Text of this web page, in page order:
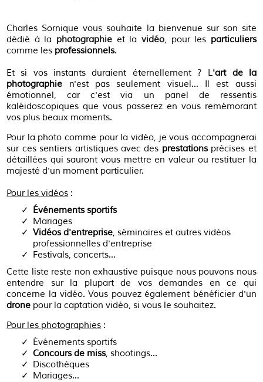
Charles Sornique vous souhaite la bienvenue sur son site
dédié à la photographie et la vidéo, pour les particuliers
comme les professionnels.
Et si vos instants duraient éternellement ? L'art de la
photographie n'est pas seulement visuel... Il est aussi
émotionnel, car c'est via un panel de ressentis
kaléidoscopiques que vous passerez en vous remémorant
vos plus beaux moments.
Pour la photo comme pour la vidéo, je vous accompagnerai
sur ces sentiers artistiques avec des prestationsprécises et
détaillées qui sauront vous mettre en valeur ou restituer la
majesté d'un moment particulier.
Pour les vidéos :
Événements sportifs
Mariages
Vidéos d'entreprise, séminaires et autres vidéos
professionnelles d'entreprise
Festivals, concerts...
Cette liste reste non exhaustive puisque nous pouvons nous
entendre sur la plupart de vos demandes en ce qui
concerne la vidéo. Vous pouvez également bénéficier d'un
drone pour la captation vidéo, si vous le souhaitez.
Pour les photographies :
Événements sportifs
Concours de miss, shootings...
Discothèques
Mariages...